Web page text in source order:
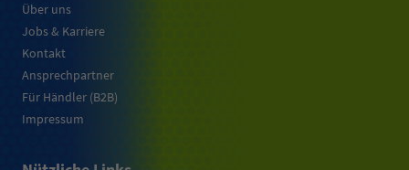
Über uns
Jobs & Karriere
Kontakt
Ansprechpartner
Für Händler (B2B)
Impressum